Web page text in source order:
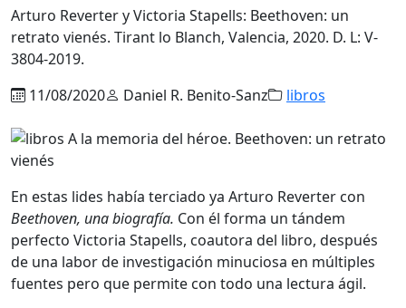
Arturo Reverter y Victoria Stapells: Beethoven: un
retrato vienés. Tirant lo Blanch, Valencia, 2020. D. L: V-
3804-2019.
11/08/2020
Daniel R. Benito-Sanz libros
En estas lides había terciado ya Arturo Reverter con
Beethoven, una biografía. Con él forma un tándem
perfecto Victoria Stapells, coautora del libro, después
de una labor de investigación minuciosa en múltiples
fuentes pero que permite con todo una lectura ágil.